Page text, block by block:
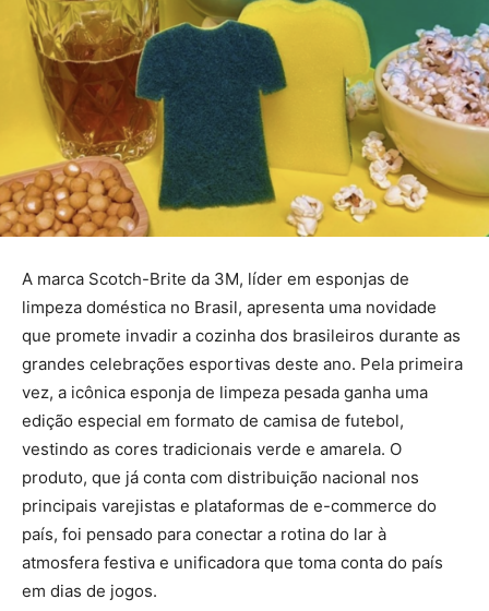
A marca Scotch-Brite da 3M, líder em esponjas de
limpeza doméstica no Brasil, apresenta uma novidade
que promete invadir a cozinha dos brasileiros durante as
grandes celebrações esportivas deste ano. Pela primeira
vez, a icônica esponja de limpeza pesada ganha uma
edição especial em formato de camisa de futebol,
vestindo as cores tradicionais verde e amarela. O
produto, que já conta com distribuição nacional nos
principais varejistas e plataformas de e-commerce do
país, foi pensado para conectar a rotina do lar à
atmosfera festiva e unificadora que toma conta do país
em dias de jogos.